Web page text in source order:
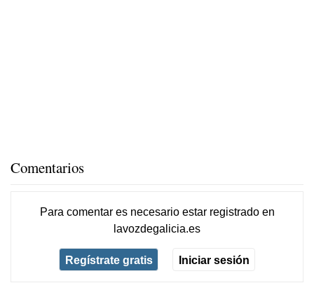
Comentarios
Para comentar es necesario estar registradoen
lavozdegalicia.es
Regístrate gratis Iniciar sesión